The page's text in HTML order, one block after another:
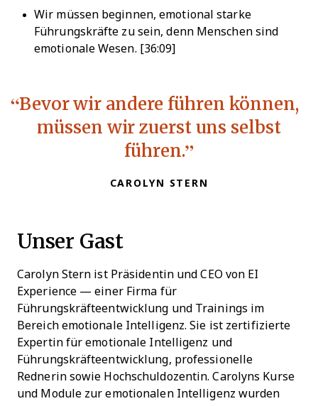
Wir müssen beginnen, emotional starke
Führungskräfte zu sein, denn Menschen sind
emotionale Wesen. [36:09]
Bevor wir andere führen können,
müssen wir zuerst uns selbst
führen.
CAROLYN STERN
Unser Gast
Carolyn Stern ist Präsidentin und CEO von EI
Experience — einer Firma für
Führungskräfteentwicklung und Trainings im
Bereich emotionale Intelligenz. Sie ist zertifizierte
Expertin für emotionale Intelligenz und
Führungskräfteentwicklung, professionelle
Rednerin sowie Hochschuldozentin. Carolyns Kurse
und Module zur emotionalen Intelligenz wurden